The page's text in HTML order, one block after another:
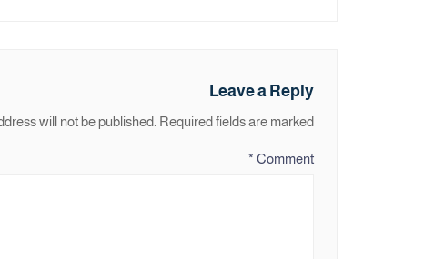
Leave a Reply
will not be published. Required fields are marked
Comment
*